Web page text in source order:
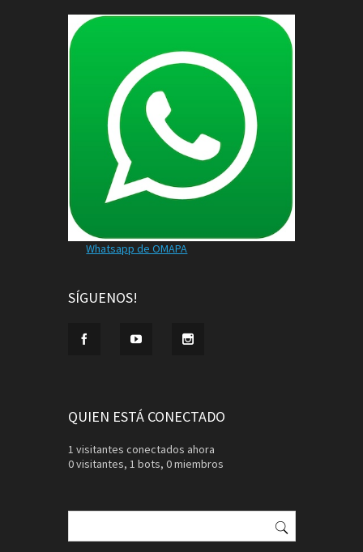
Whatsapp de OMAPA
SÍGUENOS!
QUIEN ESTÁ CONECTADO
1 visitantes conectados ahora
0 visitantes, 1 bots, 0 miembros
Buscar: